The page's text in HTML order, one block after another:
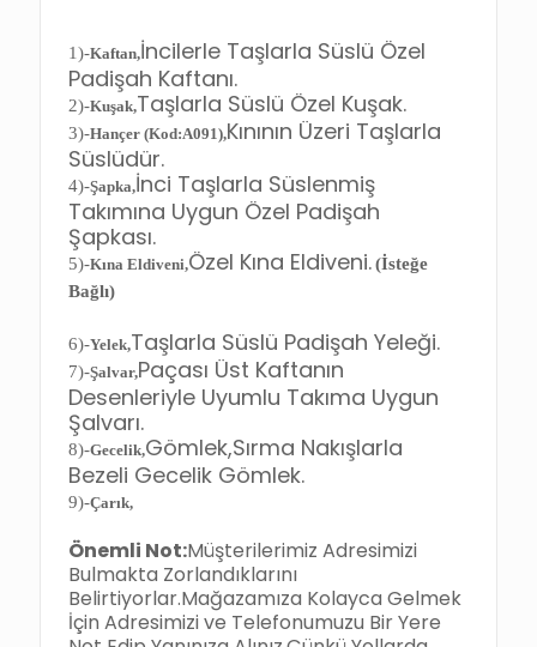
1)-Kaftan,İncilerle Taşlarla Süslü Özel
Padişah Kaftanı.
2)-Kuşak,Taşlarla Süslü Özel Kuşak.
3)-Hançer (Kod:A091),Kınının Üzeri Taşlarla
Süslüdür.
4)-Şapka,İnci Taşlarla Süslenmiş
Takımına Uygun Özel Padişah
Şapkası.
5)-Kına Eldiveni,Özel Kına Eldiveni. (İsteğe
Bağlı)
6)-Yelek,Taşlarla Süslü Padişah Yeleği.
7)-Şalvar,Paçası Üst Kaftanın
Desenleriyle Uyumlu Takıma Uygun
Şalvarı.
8)-Gecelik,Gömlek,Sırma Nakışlarla
Bezeli Gecelik Gömlek.
9)-Çarık,
Önemli Not:Müşterilerimiz Adresimizi
Bulmakta Zorlandıklarını
Belirtiyorlar.Mağazamıza Kolayca Gelmek
İçin Adresimizi ve Telefonumuzu Bir Yere